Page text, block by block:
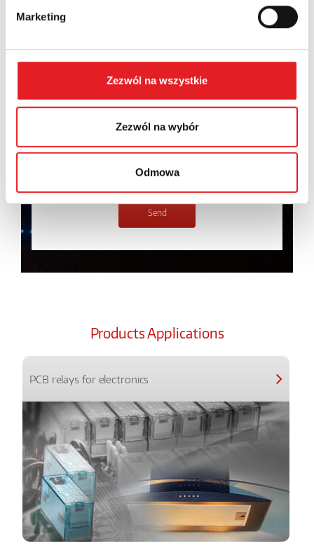
Marketing
Zezwól na wszystkie
Zezwól na wybór
Odmowa
I consent to the processing of my personal data by
Relpol S.A. More information on the processing of
personal data in the Privacy Policy*
I have read thePrivacy Policy*
Products Applications
PCB relays for electronics